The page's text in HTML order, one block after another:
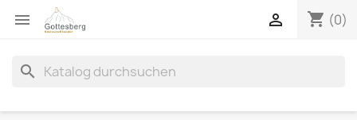
 shopping_cart (0)

search